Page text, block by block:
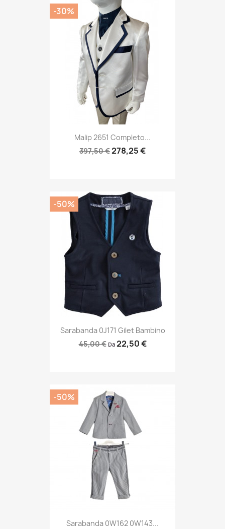
Malip 2651 Completo...
397,50 €278,25 €
-30%
Sarabanda 0J171 Gilet Bambino
45,00 € Da 22,50 €
-50%
Sarabanda 0W162 0W143...
-50%